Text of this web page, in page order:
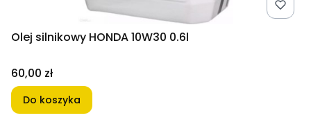
Olej silnikowy HONDA 10W30 0.6l
Cena
60,00 zł
Do koszyka